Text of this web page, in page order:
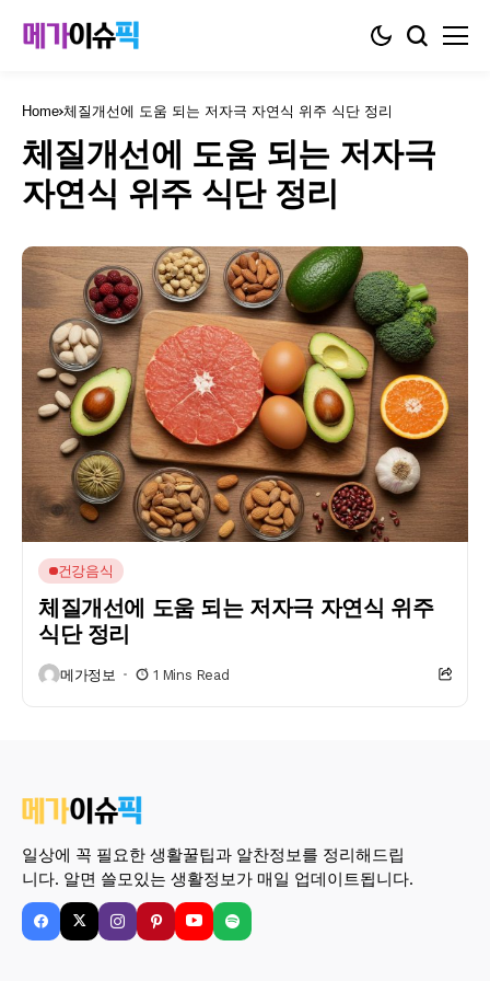
Home 체질개선에 도움 되는 저자극 자연식 위주 식단 정리
체질개선에 도움 되는 저자극
자연식 위주 식단 정리
건강음식
체질개선에 도움 되는 저자극 자연식 위주
식단 정리
메가정보 1 Mins Read
일상에 꼭 필요한 생활꿀팁과 알찬정보를 정리해드립
니다. 알면 쓸모있는 생활정보가 매일 업데이트됩니다.